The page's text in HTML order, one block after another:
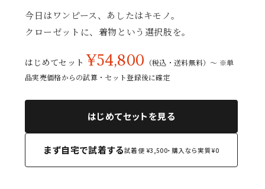
正絹 木綿・麻 ポリエステル
5,000-10,000円
羽織
小物
帯結び動画
今日はワンピース、あしたはキモノ。
クローゼットに、着物という選択肢を。
はじめてセット ¥54,800 （税込・送料無料）〜 ※単
品実売価格からの試算・セット登録後に確定
はじめてセットを見る
まず自宅で試着する試着便 ¥3,500・購入なら実質¥0